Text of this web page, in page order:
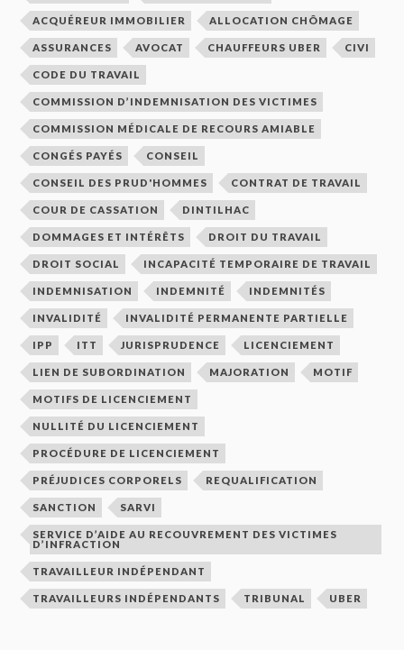
ACQUÉREUR IMMOBILIER ALLOCATION CHÔMAGE
ASSURANCES AVOCAT CHAUFFEURS UBER CIVI
CODE DU TRAVAIL
COMMISSION D’INDEMNISATION DES VICTIMES
COMMISSION MÉDICALE DE RECOURS AMIABLE
CONGÉS PAYÉS CONSEIL
CONSEIL DES PRUD'HOMMES CONTRAT DE TRAVAIL
COUR DE CASSATION DINTILHAC
DOMMAGES ET INTÉRÊTS DROIT DU TRAVAIL
DROIT SOCIAL INCAPACITÉ TEMPORAIRE DE TRAVAIL
INDEMNISATION INDEMNITÉ INDEMNITÉS
INVALIDITÉ INVALIDITÉ PERMANENTE PARTIELLE
IPP ITT JURISPRUDENCE LICENCIEMENT
LIEN DE SUBORDINATION MAJORATION MOTIF
MOTIFS DE LICENCIEMENT
NULLITÉ DU LICENCIEMENT
PROCÉDURE DE LICENCIEMENT
PRÉJUDICES CORPORELS REQUALIFICATION
SANCTION SARVI
SERVICE D’AIDE AU RECOUVREMENT DES VICTIMES
D’INFRACTION
TRAVAILLEUR INDÉPENDANT
TRAVAILLEURS INDÉPENDANTS TRIBUNAL UBER